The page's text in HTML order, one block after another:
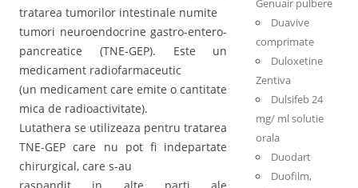
tratarea tumorilor intestinale numite
tumori neuroendocrine gastro-entero-
pancreatice (TNE-GEP). Este un
medicament radiofarmaceutic
(un medicament care emite o cantitate
mica de radioactivitate).
Lutathera se utilizeaza pentru tratarea
TNE-GEP care nu pot fi indepartate
chirurgical, care s-au
Genuair pulbere
Duavive
comprimate
Duloxetine
Zentiva
Dulsifeb 24
mg/ ml solutie
orala
Duodart
Duofilm,